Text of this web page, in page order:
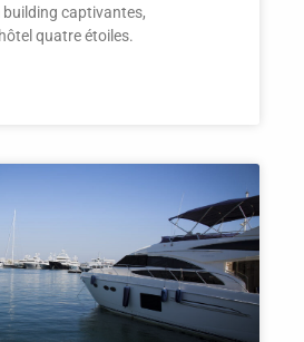
captivantes,
quatre étoiles.